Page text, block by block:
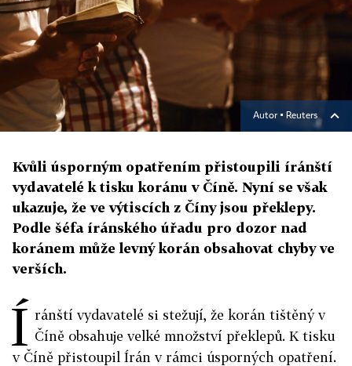
Autor ▪ Reuters
Kvůli úsporným opatřením přistoupili íránští
vydavatelé k tisku koránu v Číně. Nyní se však
ukazuje, že ve výtiscích z Číny jsou překlepy.
Podle šéfa íránského úřadu pro dozor nad
koránem může levný korán obsahovat chyby ve
verších.
Í ránští vydavatelé si stežují, že korán tištěný v
Číně obsahuje velké množství překlepů. K tisku
v Číně přistoupil Írán v rámci úsporných opatření.